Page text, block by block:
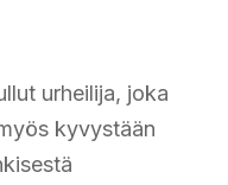
urheilija, joka
kyvystään